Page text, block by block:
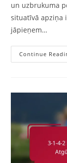
un uzbrukuma
situatīvā apziņa
jāpieņem…
Continue